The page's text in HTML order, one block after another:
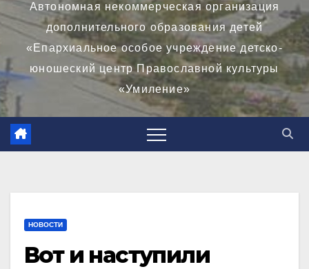
Автономная некоммерческая организация
дополнительного образования детей
«Епархиальное особое учреждение детско-
юношеский центр Православной культуры
«Умиление»
НОВОСТИ
Вот и наступили